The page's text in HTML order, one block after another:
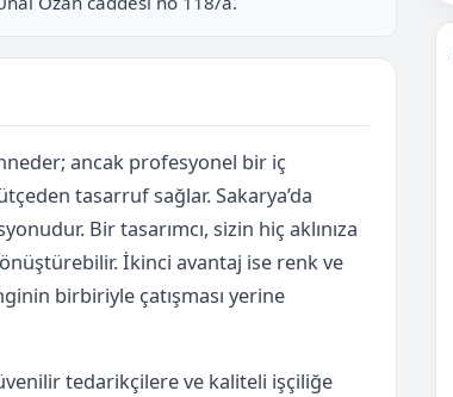
ancak profesyonel bir iç
tasarruf sağlar. Sakarya’da
Bir tasarımcı, sizin hiç aklınıza
İkinci avantaj ise renk ve
birbiriyle çatışması yerine
tedarikçilere ve kaliteli işçiliğe